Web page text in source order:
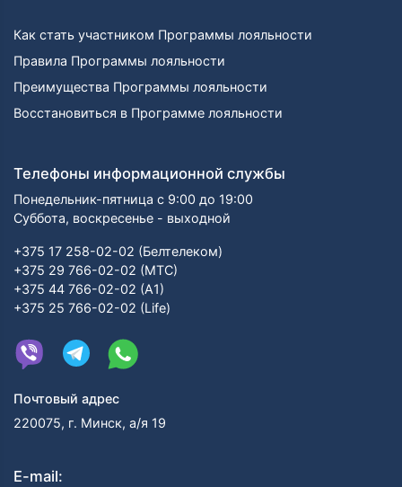
Как стать участником Программы лояльности
Правила Программы лояльности
Преимущества Программы лояльности
Восстановиться в Программе лояльности
Телефоны информационной службы
Понедельник-пятница с 9:00 до 19:00
Суббота, воскресенье - выходной
+375 17 258-02-02 (Белтелеком)
+375 29 766-02-02 (МТС)
+375 44 766-02-02 (А1)
+375 25 766-02-02 (Life)
Почтовый адрес
220075, г. Минск, а/я 19
E-mail: